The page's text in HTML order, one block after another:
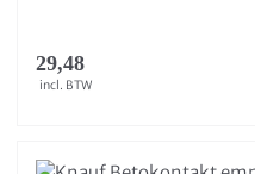
29,48
incl. BTW